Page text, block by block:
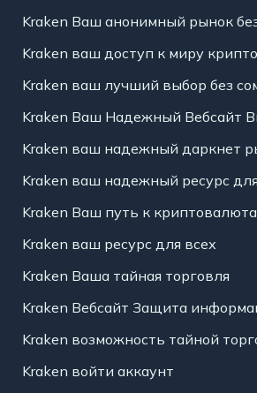
Kraken Ваш анонимный рынок
Kraken ваш доступ к миру
Kraken ваш лучший выбор без
Kraken Ваш Надежный Вебсайт
Kraken ваш надежный даркнет
Kraken ваш надежный ресурс
Kraken Ваш путь к
Kraken ваш ресурс для всех
Kraken Ваша тайная торговля
Kraken Вебсайт Защита
Kraken возможность тайной
Kraken войти аккаунт